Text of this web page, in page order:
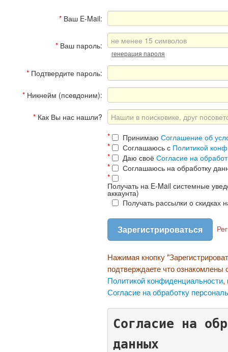
* Ваш E-Mail:
* Ваш пароль:
генерация пароля
* Подтвердите пароль:
* Никнейм (псевдоним):
* Как Вы нас нашли?
*
Принимаю Соглашение об
*
Соглашаюсь с Политикой
*
Даю своё Согласие на
*
Соглашаюсь на обработку
*
Получать на E-Mail системные
аккаунта)
Получать рассылки о скидках
Нажимая кнопку
подтверждаете что ознакомлены
Политикой конфиденциальности,
Согласие на обработку
Согласие на
данных